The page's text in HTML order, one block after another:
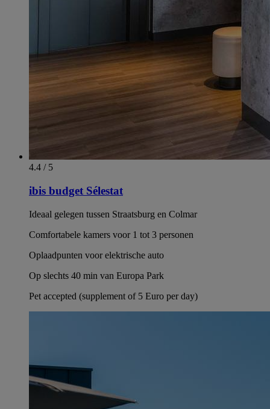
4.4 / 5
ibis budget Sélestat
Ideaal gelegen tussen Straatsburg en Colmar
Comfortabele kamers voor 1 tot 3 personen
Oplaadpunten voor elektrische auto
Op slechts 40 min van Europa Park
Pet accepted (supplement of 5 Euro per day)